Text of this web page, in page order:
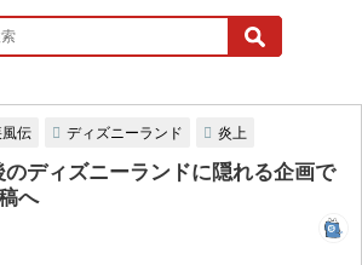
伝 ディズニーランド 炎上
ディズニーランドに隠れる企画で
へ